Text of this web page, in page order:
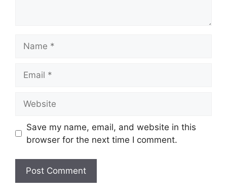
Save my name, email, and website in this
browser for the next time I comment.